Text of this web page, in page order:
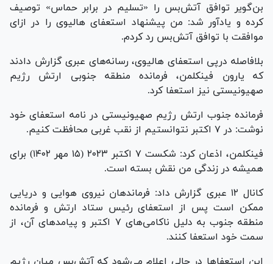
بن‌گویر توافق آتش‌بس را «تسلیم در برابر حماس» توصیف
کرده و یادآور شد: من پیشنهاد استعفای هالیوی را در ازای
موافقت با توافق آتش‎‌بس رد کردم.
بلافاصله درپی استعفای هالیوی، رسانه‌های عبری گزارش دادند
که یارون فینکلمن، فرمانده منطقه جنوبی ارتش رژیم
صهیونیستی نیز استعفا کرد.
فرمانده جنوب ارتش رژیم صهیونیستی در نامه استعفای خود
نوشت: در ۷ اکتبر نتوانستیم از نقب غربی محافظت کنیم.
فینکلمن، اذعان کرد: شکست ۷ اکتبر ۲۰۲۳ (۱۵ مهر ۱۴۰۲) برای
همیشه در زندگی من نقش بسته است.
کانال ۱۲ عبری گزارش داد: فرماندهان نیروی هوایی و دریایی
ممکن است پس از استعفای رئیس ستاد ارتش و فرمانده
منطقه جنوب به دلیل ناکامی‌های ۷ اکتبر و پیامد‌های آن، از
سمت خود استعفا کنند.